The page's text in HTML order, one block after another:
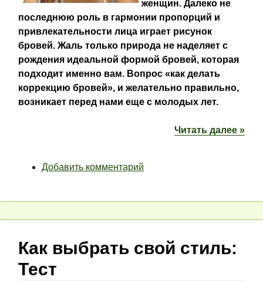
женщин. Далеко не
последнюю роль в гармонии пропорций и
привлекательности лица играет рисунок
бровей. Жаль только природа не наделяет с
рождения идеальной формой бровей, которая
подходит именно вам. Вопрос «как делать
коррекцию бровей», и желательно правильно,
возникает перед нами еще с молодых лет.
Читать далее »
Добавить комментарий
Как выбрать свой стиль:
Тест